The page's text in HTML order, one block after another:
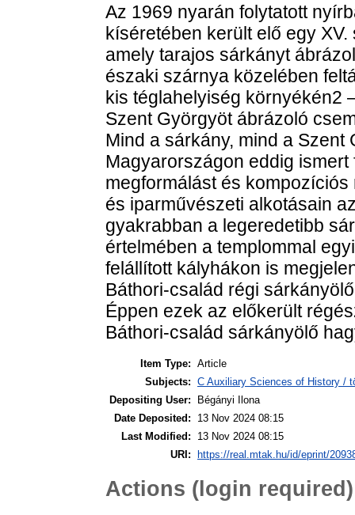
Az 1969 nyarán folytatott
kíséretében került elő egy
amely tarajos sárkányt
északi szárnya közelében
kis téglahelyiség
Szent Györgyöt ábrázoló
Mind a sárkány, mind a
Magyarországon eddig
megformálást és
és iparművészeti alkotásain
gyakrabban a legeredetibb
értelmében a templommal
felállított kályhákon is
Báthori-család régi
Éppen ezek az előkerült
Báthori-család sárkányölő
Item Type: Article
Subjects: C Auxiliary Sciences of History /
Depositing User:
Bégányi Ilona
Date Deposited:
13 Nov 2024 08:15
Last Modified:
13 Nov 2024 08:15
URI:
https://real.mtak.hu/id/eprint/
Actions (login required)